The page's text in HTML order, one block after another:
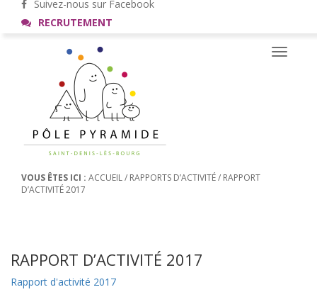
Suivez-nous sur Facebook
RECRUTEMENT
Toggle
VOUS ÊTES ICI : ACCUEIL/ RAPPORTS D’ACTIVITÉ/ RAPPORT
D’ACTIVITÉ 2017
RAPPORT D’ACTIVITÉ 2017
Rapport d'activité 2017